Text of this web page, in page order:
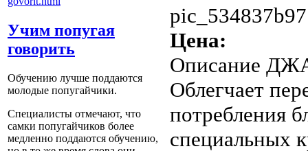
Учим попугая
говорить
Обучению лучше поддаются
молодые попугайчики.
Специалисты отмечают, что
самки попугайчиков более
медленно поддаются обучению,
Цена:
Описание
Облегчает
потребления
специальных